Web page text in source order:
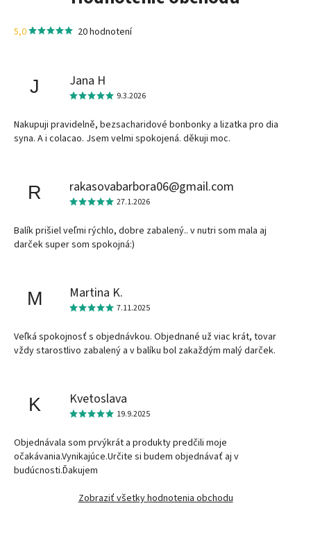
5,0 20 hodnotení
J Jana H
9.3.2026
Nakupuji pravidelně, bezsacharidové bonbonky a lizatka pro dia
syna. A i colacao. Jsem velmi spokojená. děkuji moc.
R rakasovabarbora06@gmail.com
27.1.2026
Balík prišiel veľmi rýchlo, dobre zabalený.. v nutri som mala aj
darček super som spokojná:)
M Martina K.
7.11.2025
Veľká spokojnosť s objednávkou. Objednané už viac krát, tovar
vždy starostlivo zabalený a v balíku bol zakaždým malý darček.
K Kvetoslava
19.9.2025
Objednávala som prvýkrát a produkty predčili moje
očakávania.Vynikajúce.Určite si budem objednávať aj v
budúcnosti.Ďakujem
Zobraziť všetky hodnotenia obchodu